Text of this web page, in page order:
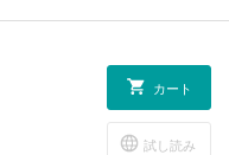
カート
試し読み